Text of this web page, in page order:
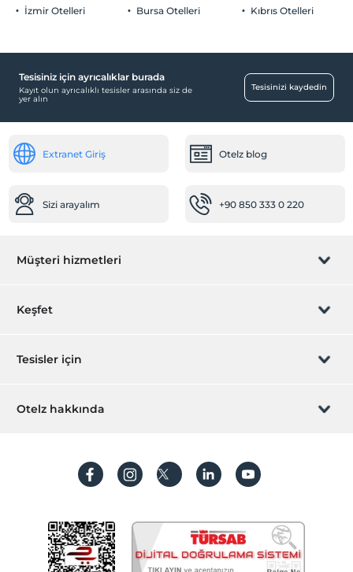
İzmir Otelleri Bursa Otelleri Kıbrıs Otelleri
Tesisiniz için ayrıcalıklar burada
Kayıt olun ayrıcalıklı tesisler arasında siz de
yer alın
Tesisinizi kaydedin
Extranet Giriş Otelz blog
Sizi arayalım +90 850 333 0 220
Müşteri hizmetleri
Rezervasyon yönet
Sıkça sorulan sorular
İşlem rehberi
Keşfet
Hediye Kart
Hesap oluştur
Tesisler için
Hemen tesisinizi ekleyin
Otelz hakkında
Koşullar ve şartlar